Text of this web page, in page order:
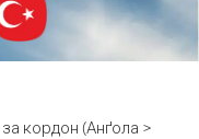
кордон (Анґола >